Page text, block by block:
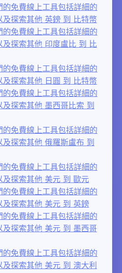
免費線上工具包括詳細的
探索其他 英鎊 到 比特幣
免費線上工具包括詳細的
探索其他 印度盧比 到 比
免費線上工具包括詳細的
探索其他 日圓 到 比特幣
免費線上工具包括詳細的
探索其他 墨西哥比索 到
免費線上工具包括詳細的
探索其他 俄羅斯盧布 到
免費線上工具包括詳細的
探索其他 美元 到 歐元
免費線上工具包括詳細的
探索其他 美元 到 英鎊
免費線上工具包括詳細的
探索其他 美元 到 墨西哥
免費線上工具包括詳細的
探索其他 美元 到 澳大利